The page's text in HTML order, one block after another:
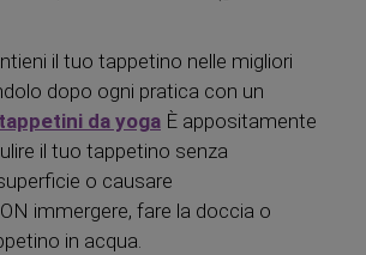
il tuo tappetino nelle migliori
dopo ogni pratica con un
tappetini da yoga È appositamente
il tuo tappetino senza
o causare
immergere, fare la doccia o
in acqua.